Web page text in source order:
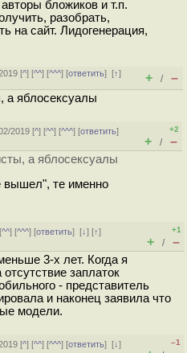
бложиков и т.п.
разобрать,
на сайт. Лидогенерация,
[^] [^^] [^^^] [ответить][↑]
+ / –
а яблосексуалы
2019 [^] [^^] [^^^] [ответить]
+2
+ / –
а яблосексуалы
вышел", те именно
^^] [^^^] [ответить][↓] [↑]
+1
+ / –
3-х лет. Когда я
заплаток
- представитель
и наконец заявила что
модели.
[^] [^^] [^^^] [ответить][↓]
–1